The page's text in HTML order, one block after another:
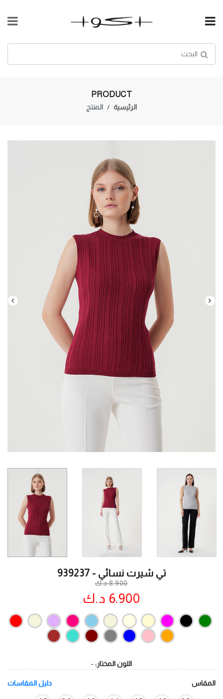
PRODUCT
الرئيسية المنتج
تي شيرت نسائي - 939237
8.900 د.ك
6.900 د.ك
اللون المختار: -
المقاس دليل المقاسات